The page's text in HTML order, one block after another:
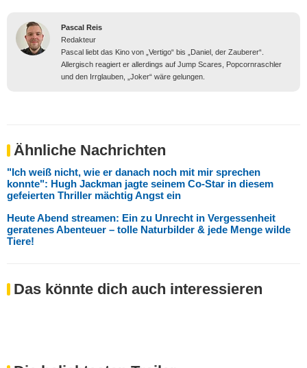
Pascal Reis
Redakteur
Pascal liebt das Kino von „Vertigo“ bis „Daniel, der Zauberer“.
Allergisch reagiert er allerdings auf Jump Scares, Popcornraschler
und den Irrglauben, „Joker“ wäre gelungen.
Ähnliche Nachrichten
"Ich weiß nicht, wie er danach noch mit mir sprechen
konnte": Hugh Jackman jagte seinem Co-Star in diesem
gefeierten Thriller mächtig Angst ein
Heute Abend streamen: Ein zu Unrecht in Vergessenheit
geratenes Abenteuer – tolle Naturbilder & jede Menge wilde
Tiere!
Das könnte dich auch interessieren